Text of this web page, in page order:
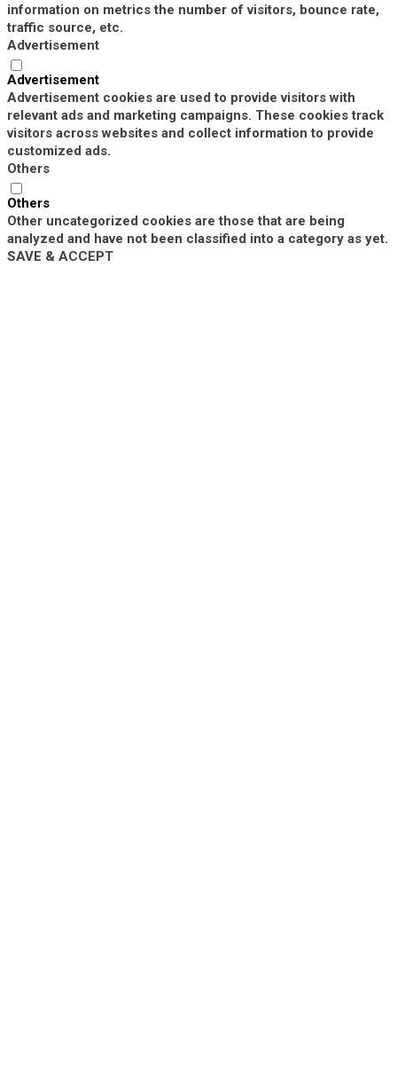
information on metrics the number of visitors, bounce rate,
traffic source, etc.
Advertisement
Advertisement
Advertisement cookies are used to provide visitors with
relevant ads and marketing campaigns. These cookies track
visitors across websites and collect information to provide
customized ads.
Others
Others
Other uncategorized cookies are those that are being
analyzed and have not been classified into a category as yet.
SAVE & ACCEPT